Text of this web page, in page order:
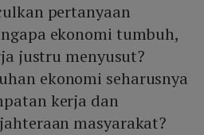
pertanyaan
ekonomi tumbuh,
justru menyusut?
ekonomi seharusnya
kerja dan
masyarakat?